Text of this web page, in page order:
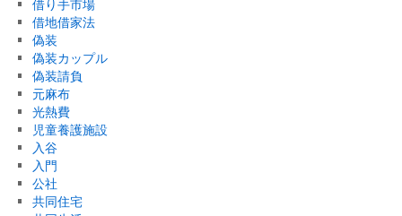
借り手市場
借地借家法
偽装
偽装カップル
偽装請負
元麻布
光熱費
児童養護施設
入谷
入門
公社
共同住宅